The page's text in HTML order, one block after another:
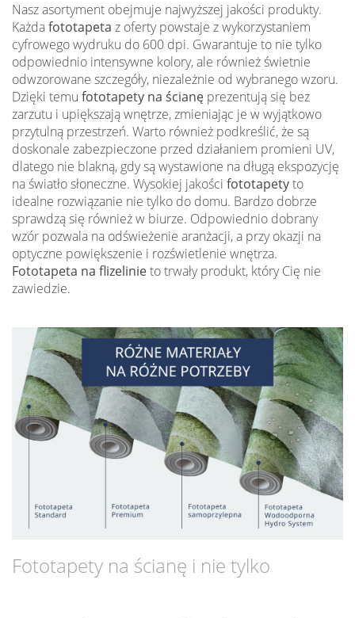
Nasz asortyment obejmuje najwyższej jakości produkty.
Każdafototapeta z oferty powstaje z wykorzystaniem
cyfrowego wydruku do 600 dpi. Gwarantuje to nie tylko
odpowiednio intensywne kolory, ale również świetnie
odwzorowane szczegóły, niezależnie od wybranego wzoru.
Dzięki temu fototapety na ścianę prezentują się bez
zarzutu i upiększają wnętrze, zmieniając je w wyjątkowo
przytulną przestrzeń. Warto również podkreślić, że są
doskonale zabezpieczone przed działaniem promieni UV,
dlatego nie blakną, gdy są wystawione na długą ekspozycję
na światło słoneczne. Wysokiej jakości fototapetyto
idealne rozwiązanie nie tylko do domu. Bardzo dobrze
sprawdzą się również w biurze. Odpowiednio dobrany
wzór pozwala na odświeżenie aranżacji, a przy okazji na
optyczne powiększenie i rozświetlenie wnętrza.
Fototapeta na flizelinieto trwały produkt, który Cię nie
zawiedzie.
Fototapety na ścianę i nie tylko